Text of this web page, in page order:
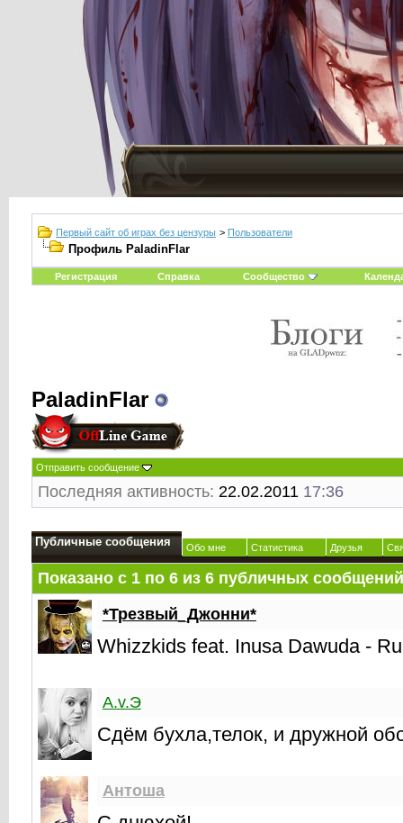
Первый сайт об играх без цензуры > Пользователи
Профиль PaladinFlar
Регистрация Справка Сообщество
PaladinFlar
Отправить сообщение
Последняя активность: 22.02.2011 17:36
Публичные сообщения Обо мне Статистика Друзья
Показано с 1 по 6из 6публичных сообщений
*Трезвый_Джонни*
Whizzkids feat. Inusa Dawuda -
A.v.Э
Сдём бухла,телок, и дружной
Антоша